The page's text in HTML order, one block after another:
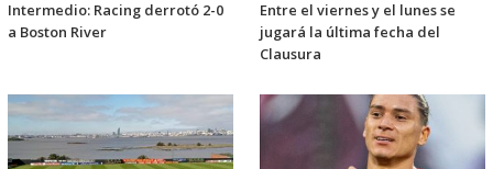
Intermedio: Racing derrotó 2-0
a Boston River
Entre el viernes y el lunes se
jugará la última fecha del
Clausura